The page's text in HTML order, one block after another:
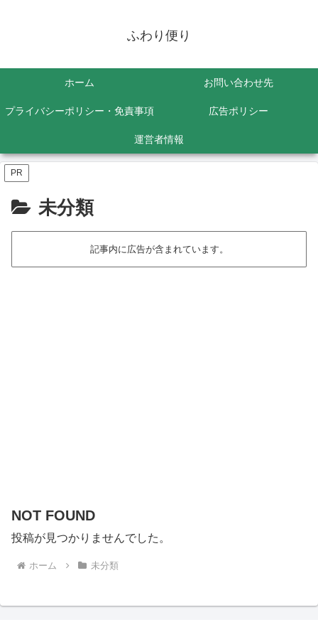
ふわり便り
ホーム お問い合わせ先
プライバシーポリシー・免責事項 広告ポリシー
運営者情報
PR
未分類
記事内に広告が含まれています。
NOT FOUND
投稿が見つかりませんでした。
ホーム 未分類